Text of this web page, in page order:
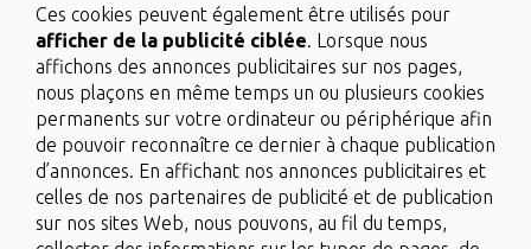
Ces cookies peuvent également être utilisés pour
afficher de la publicité ciblée. Lorsque nous
affichons des annonces publicitaires sur nos pages,
nous plaçons en même temps un ou plusieurs cookies
permanents sur votre ordinateur ou périphérique afin
de pouvoir reconnaître ce dernier à chaque publication
d’annonces. En affichant nos annonces publicitaires et
celles de nos partenaires de publicité et de publication
sur nos sites Web, nous pouvons, au fil du temps,